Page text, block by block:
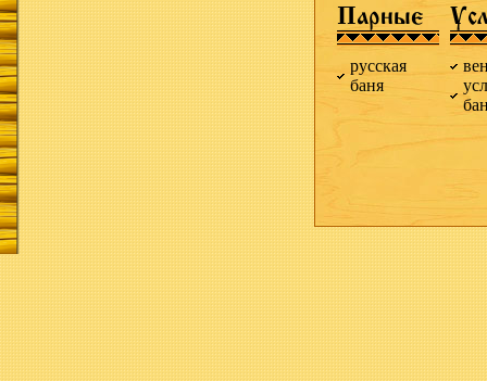
Парные
русская
баня